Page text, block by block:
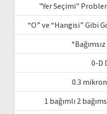
"Yer Seçimi"
“O” ve “Hangisi” Gibi
0-D
0.3
1 bağımlı 2